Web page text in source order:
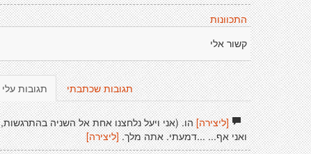
התכוונות
קשור אלי
תגובות עלי תגובות שכתבתי
[ליצירה]הו. (אני ויעל נלחצנו אחת אל השניה בהתרגשות,
ואני אף... ...דמעתי. אתה מלך. [ליצירה]